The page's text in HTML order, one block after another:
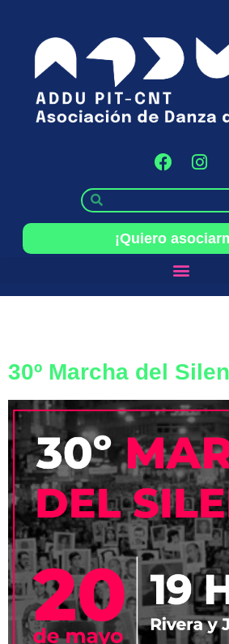
¡Quiero
30º Marcha del